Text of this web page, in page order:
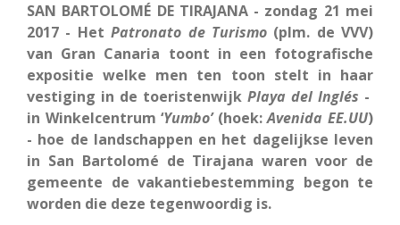
SAN BARTOLOMÉ DE TIRAJANA - zondag 21 mei
2017 - HetPatronato de Turismo(plm. de VVV)
van Gran Canaria toont in een fotografische
expositie welke men ten toon stelt in haar
vestiging in de toeristenwijk Playa del Inglés -
in Winkelcentrum ‘Yumbo’(hoek:Avenida EE.UU)
- hoe de landschappen en het dagelijkse leven
in San Bartolomé de Tirajana waren voor de
gemeente de vakantiebestemming begon te
worden die deze tegenwoordig is.